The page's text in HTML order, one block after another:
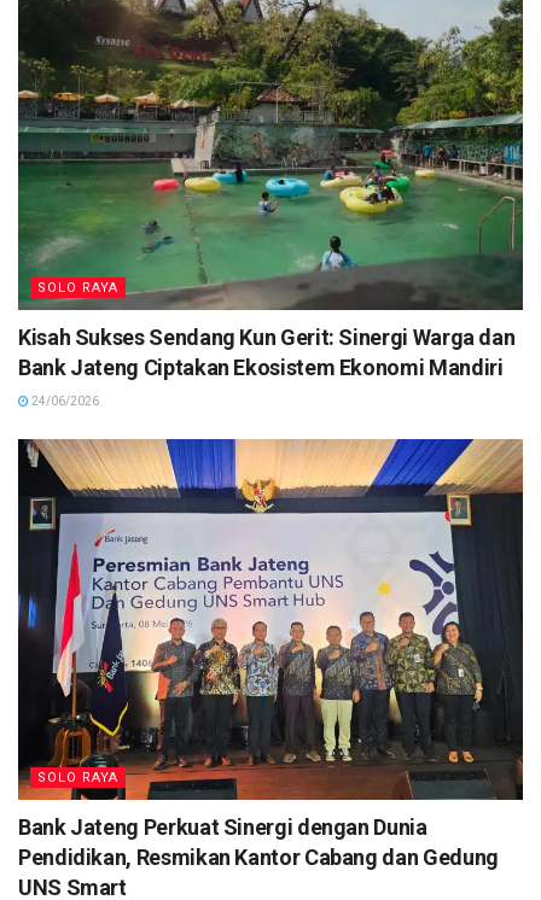
SOLO RAYA
Kisah Sukses Sendang Kun Gerit: Sinergi Warga dan
Bank Jateng Ciptakan Ekosistem Ekonomi Mandiri
24/06/2026
SOLO RAYA
Bank Jateng Perkuat Sinergi dengan Dunia
Pendidikan, Resmikan Kantor Cabang dan Gedung
UNS Smart